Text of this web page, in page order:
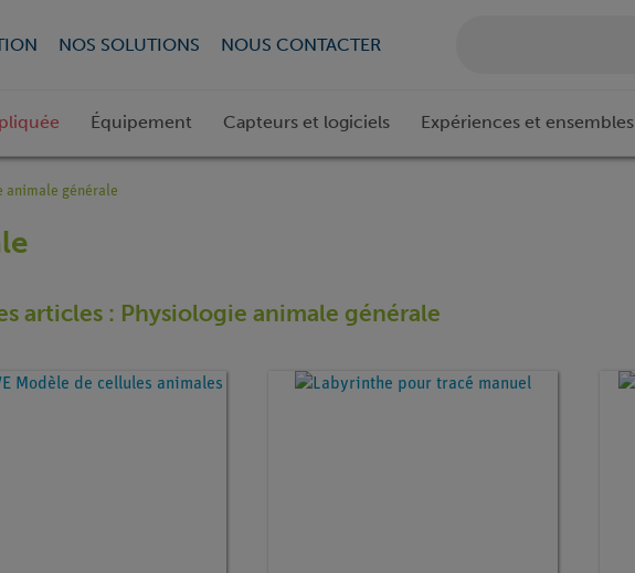
NOS SOLUTIONS NOUS CONTACTER
Équipement Capteurs et logiciels Expériences et ensembles
animale générale
articles : Physiologie animale générale